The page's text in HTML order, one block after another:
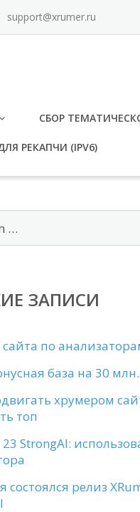
support@xrumer.ru
СБОР
РЕКАПЧИ (IPV6)
ЗАПИСИ
по
база на 30
хрумером
топ
StrongAI:
состоялся релиз